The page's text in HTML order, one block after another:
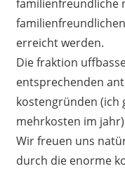
familienfreundliche
erreicht werden.
Die fraktion
entsprechenden
kostengründen (ich
mehrkosten im
Wir freuen uns
durch die enorme